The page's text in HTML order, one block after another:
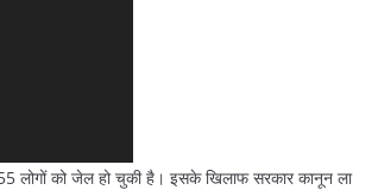
लोगों को जेल हो चुकी है। इसके खिलाफ सरकार कानून ला